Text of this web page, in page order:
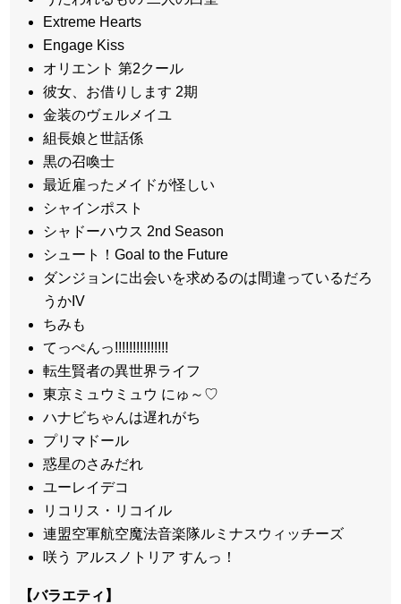
Extreme Hearts
Engage Kiss
オリエント 第2クール
彼女、お借りします 2期
金装のヴェルメイユ
組長娘と世話係
黒の召喚士
最近雇ったメイドが怪しい
シャインポスト
シャドーハウス 2nd Season
シュート！Goal to the Future
ダンジョンに出会いを求めるのは間違っているだろ
うかIV
ちみも
てっぺんっ!!!!!!!!!!!!!!!
転生賢者の異世界ライフ
東京ミュウミュウ にゅ～♡
ハナビちゃんは遅れがち
プリマドール
惑星のさみだれ
ユーレイデコ
リコリス・リコイル
連盟空軍航空魔法音楽隊ルミナスウィッチーズ
咲う アルスノトリア すんっ！
【バラエティ】